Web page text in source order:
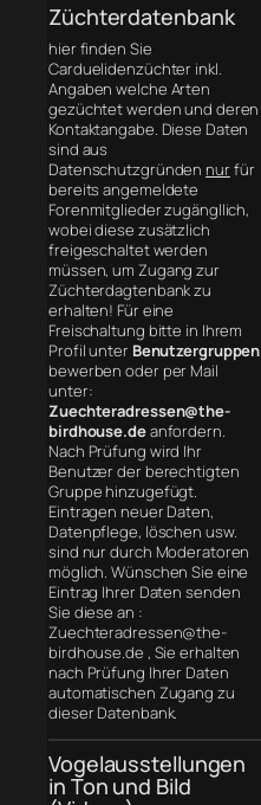
Züchterdatenbank
hier finden Sie
Carduelidenzüchter inkl.
Angaben welche Arten
gezüchtet werden und deren
Kontaktangabe. Diese Daten
sind aus
Datenschutzgründen nurfür
bereits angemeldete
Forenmitglieder zugängllich,
wobei diese zusätzlich
freigeschaltet werden
müssen, um Zugang zur
Züchterdagtenbank zu
erhalten! Für eine
Freischaltung bitte in Ihrem
Profil unter Benutzergruppen
bewerben oder per Mail
unter:
Zuechteradressen@the-
birdhouse.deanfordern.
Nach Prüfung wird Ihr
Benutzer der berechtigten
Gruppe hinzugefügt.
Eintragen neuer Daten,
Datenpflege, löschen usw.
sind nur durch Moderatoren
möglich. Wünschen Sie eine
Eintrag Ihrer Daten senden
Sie diese an :
Zuechteradressen@the-
birdhouse.de , Sie erhalten
nach Prüfung Ihrer Daten
automatischen Zugang zu
dieser Datenbank.
Vogelausstellungen
in Ton und Bild